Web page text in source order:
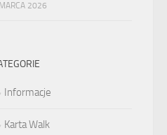
2026
Informacje
Karta Walk